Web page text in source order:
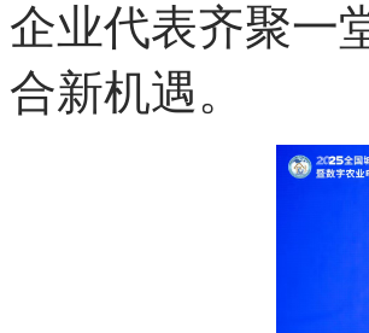
企业代表齐聚一
合新机遇。